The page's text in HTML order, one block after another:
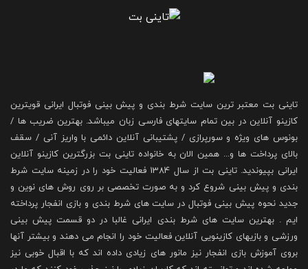
تاینی بت معتبر ترین سایت شرط بندی و پیش بینی فوتبال ایرانی قویترین
کازینو آنلاین در بین تمام سایتهای فارسی زبان میباشد. بهترین ضریب ها /
بونوس های ویژه و سورپرازی / پشتیبانی آنلاین دائمی با واریز آنی / سقف
بالای پرداخت ها و... همین الان به خانواده تاینی بت بزرگترین کازینو آنلاین
ایرانی بپیوندید. تاینی بت از سال 1384 فعالیت خود را در زمینه سایت شرط
بندی و پیش بینی شروع کرد و به صورت تخصصی بر روی روش های نوین و
جدید نحوه پیش بینی فوتبال در سایت های شرط بندی و بازی انفجار پرداخته
ایم . بهترین سایت های شرط بندی ایرانی غالبا در دو قسمت پیش بینی
ورزشی و بازیهای کازینویی آنلاین فعالیت خود را انجام می دهند و بیشتر آنها
بروی آموزش بازی انفجار نیز مانور های زیادی داده اند که با اقبال خوبی نیز